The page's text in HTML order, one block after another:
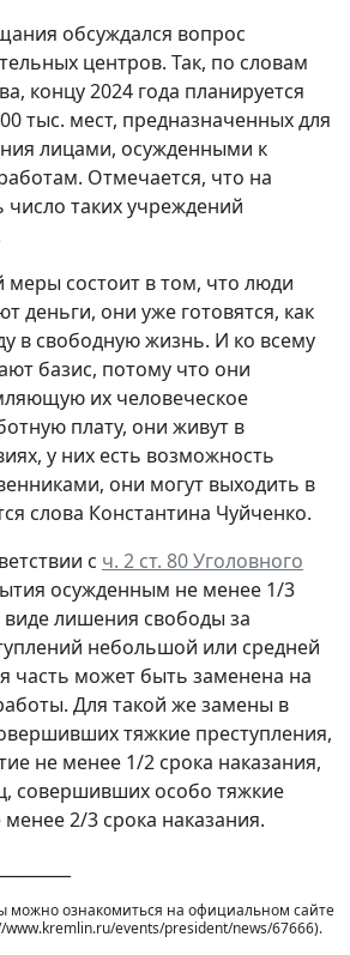
обсуждался вопрос
центров. Так, по словам
концу 2024 года планируется
тыс. мест, предназначенных для
лицами, осужденными к
Отмечается, что на
таких учреждений
меры состоит в том, что люди
деньги, они уже готовятся, как
в свободную жизнь. И ко всему
базис, потому что они
их человеческое
плату, они живут в
у них есть возможность
они могут выходить в
слова Константина Чуйченко.
с ч. 2 ст. 80 Уголовного
осужденным не менее 1/3
виде лишения свободы за
небольшой или средней
часть может быть заменена на
Для такой же замены в
тяжкие преступления,
не менее 1/2 срока наказания,
совершивших особо тяжкие
2/3 срока наказания.
можно ознакомиться на официальном сайте
www.kremlin.ru/events/president/news/67666).